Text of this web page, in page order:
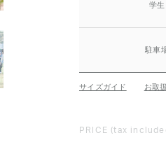
学生
駐車
サイズガイド お取
PRICE (tax